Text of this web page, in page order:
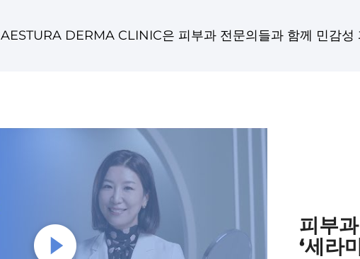
AESTURA DERMA CLINIC은 피부과 전문의들과 함께 민감성
피부
‘세라